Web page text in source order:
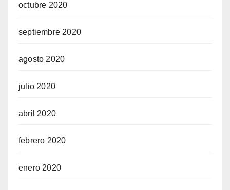
octubre 2020
septiembre 2020
agosto 2020
julio 2020
abril 2020
febrero 2020
enero 2020